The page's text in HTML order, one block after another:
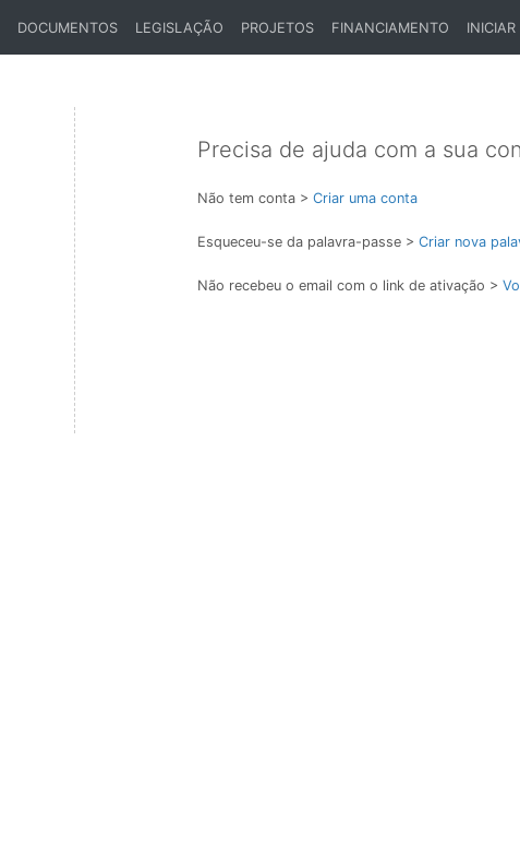
DOCUMENTOS LEGISLAÇÃO PROJETOS FINANCIAMENTO INICIAR
Precisa de ajuda com a sua
Não tem conta > Criar uma conta
Esqueceu-se da palavra-passe > Criar nova
Não recebeu o email com o link de ativação >